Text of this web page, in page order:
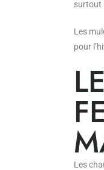
surtout
Les
pour
Les